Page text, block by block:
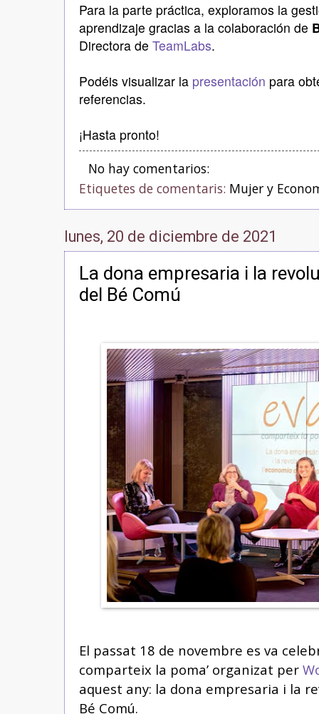
Para la parte práctica, exploramos la
aprendizaje gracias a la colaboración de
Directora de TeamLabs.
Podéis visualizar la presentación para
referencias.
¡Hasta pronto!
No hay comentarios:
Etiquetes de comentaris: Mujer y
lunes, 20 de diciembre de 2021
La dona empresaria i la
del Bé Comú
El passat 18 de novembre es va
comparteix la poma’ organizat per
aquest any: la dona empresaria i la
Bé Comú.